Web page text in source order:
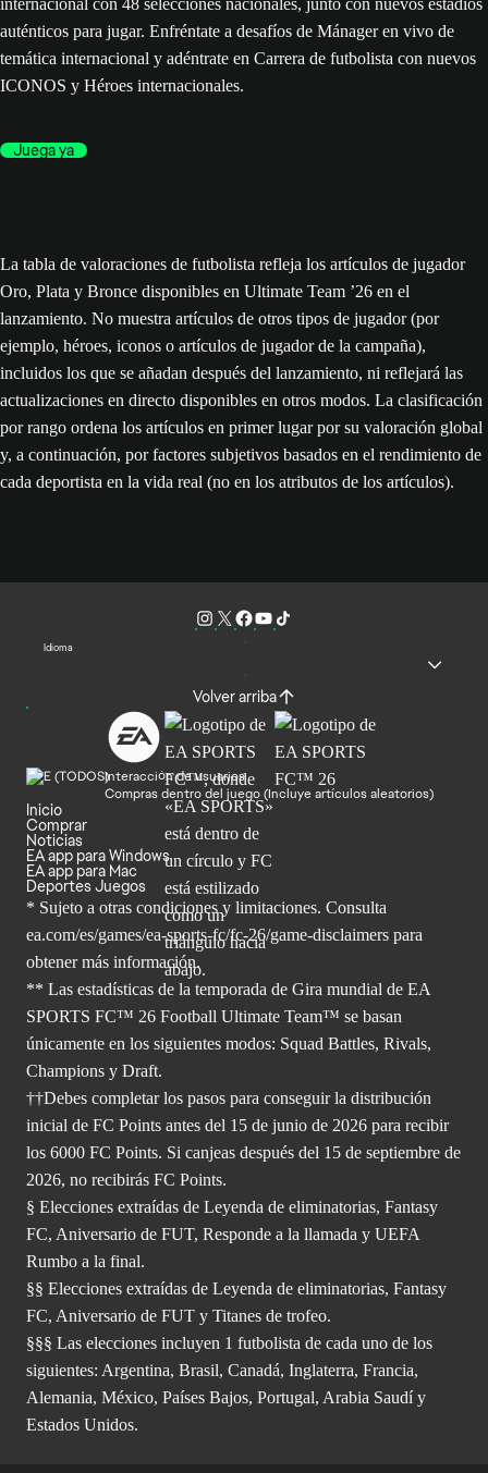
internacional con 48 selecciones nacionales, junto con nuevos estadios
auténticos para jugar. Enfréntate a desafíos de Mánager en vivo de
temática internacional y adéntrate en Carrera de futbolista con nuevos
ICONOS y Héroes internacionales.
Juega ya
La tabla de valoraciones de futbolista refleja los artículos de jugador
Oro, Plata y Bronce disponibles en Ultimate Team ’26 en el
lanzamiento. No muestra artículos de otros tipos de jugador (por
ejemplo, héroes, iconos o artículos de jugador de la campaña),
incluidos los que se añadan después del lanzamiento, ni reflejará las
actualizaciones en directo disponibles en otros modos. La clasificación
por rango ordena los artículos en primer lugar por su valoración global
y, a continuación, por factores subjetivos basados en el rendimiento de
cada deportista en la vida real (no en los atributos de los artículos).
Idioma
Volver arriba
Interacción de usuarios
Compras dentro del juego (Incluye artículos aleatorios)
Inicio
Comprar
Noticias
EA app para Windows
EA app para Mac
Deportes Juegos
* Sujeto a otras condiciones y limitaciones. Consulta
ea.com/es/games/ea-sports-fc/fc-26/game-disclaimers para
obtenermás información.
** Las estadísticas de la temporada de Gira mundial de EA
SPORTS FC™ 26 Football Ultimate Team™ se basan
únicamente en los siguientes modos: Squad Battles, Rivals,
Champions y Draft.
††Debes completar los pasos para conseguir la distribución
inicial de FC Points antes del 15 de junio de 2026 para recibir
los 6000 FC Points. Si canjeas después del 15 de septiembre de
2026, no recibirás FC Points.
§ Elecciones extraídas de Leyenda de eliminatorias, Fantasy
FC, Aniversario de FUT, Responde a la llamada y UEFA
Rumbo a la final.
§§ Elecciones extraídas de Leyenda de eliminatorias, Fantasy
FC, Aniversario de FUT y Titanes de trofeo.
§§§ Las elecciones incluyen 1 futbolista de cada uno de los
siguientes: Argentina, Brasil, Canadá, Inglaterra, Francia,
Alemania, México, Países Bajos, Portugal, Arabia Saudí y
Estados Unidos.